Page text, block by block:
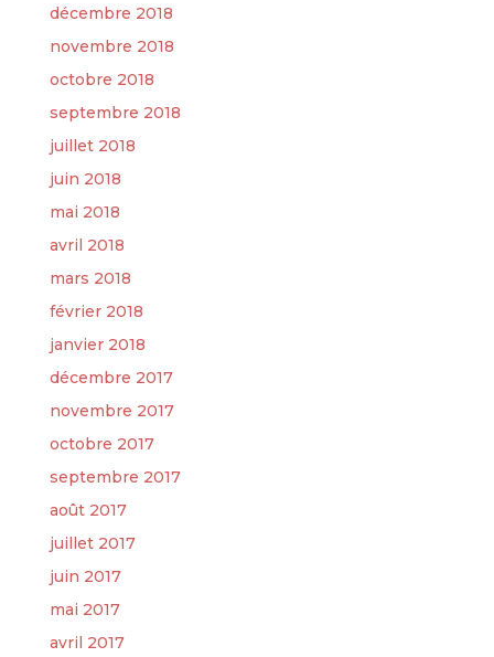
décembre 2018
novembre 2018
octobre 2018
septembre 2018
juillet 2018
juin 2018
mai 2018
avril 2018
mars 2018
février 2018
janvier 2018
décembre 2017
novembre 2017
octobre 2017
septembre 2017
août 2017
juillet 2017
juin 2017
mai 2017
avril 2017